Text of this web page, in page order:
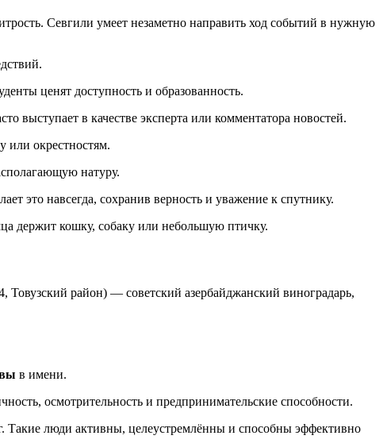
Севгили умеет незаметно направить ход событий в нужную
ценят доступность и образованность.
выступает в качестве эксперта или комментатора новостей.
или окрестностям.
натуру.
это навсегда, сохранив верность и уважение к спутнику.
держит кошку, собаку или небольшую птичку.
Товузский район) — советский азербайджанский виноградарь,
в имени.
осмотрительность и предпринимательские способности.
Такие люди активны, целеустремлённы и способны эффективно